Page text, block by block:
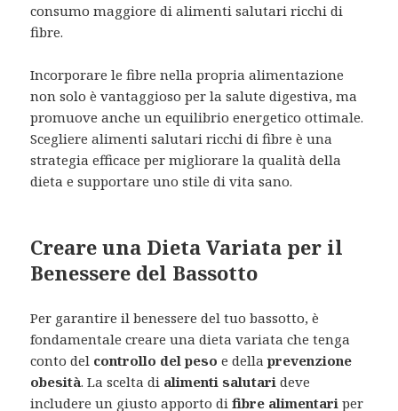
consumo maggiore di alimenti salutari ricchi di
fibre.
Incorporare le fibre nella propria alimentazione
non solo è vantaggioso per la salute digestiva, ma
promuove anche un equilibrio energetico ottimale.
Scegliere alimenti salutari ricchi di fibre è una
strategia efficace per migliorare la qualità della
dieta e supportare uno stile di vita sano.
Creare una Dieta Variata per il
Benessere del Bassotto
Per garantire il benessere del tuo bassotto, è
fondamentale creare una dieta variata che tenga
conto del controllo del peso e dellaprevenzione
obesità. La scelta di alimenti salutari deve
includere un giusto apporto difibre alimentari per